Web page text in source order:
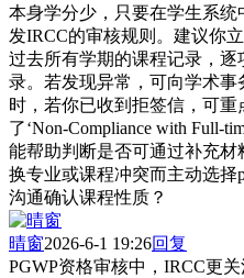
本身学分少，只要在学生系
发IRCC的审核规则。建议你
过去所有学期的课程记录，
录。若发现异常，可向学术
时，若你已收到拒签信，可重
了‘Non-Compliance with Full-
能帮助判断是否可通过补充
换专业或课程冲突而主动选择
沟通确认课程性质？
晴窗2026-6-1 19:26回复
PGWP资格审核中，IRCC更